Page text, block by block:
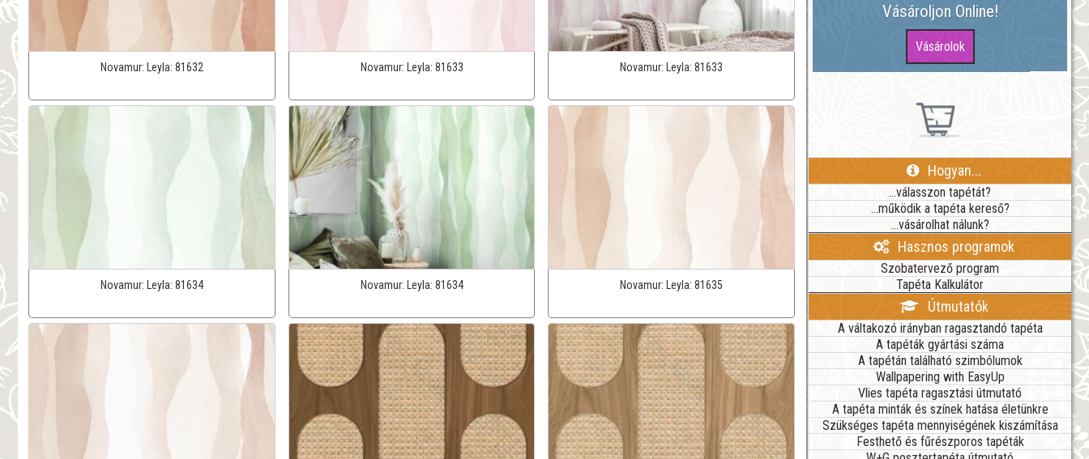
Novamur: Leyla: 81632 Novamur: Leyla: 81633 Novamur:Leyla:81633
Novamur: Leyla: 81634 Novamur: Leyla: 81634 Novamur: Leyla:81635
Vásároljon Online!
Hogyan...
...válasszon tapétát?
...működik a tapéta kereső?
...vásárolhat nálunk?
Hasznos programok
Szobatervező program
Tapéta Kalkulátor
Útmutatók
A váltakozó irányban ragasztandó tapéta
A tapéták gyártási száma
A tapétán található szimbólumok
Wallpapering with EasyUp
Vlies tapéta ragasztási útmutató
A tapéta minták és színek hatása életünkre
Szükséges tapéta mennyiségének kiszámítása
Festhető és fűrészporos tapéták